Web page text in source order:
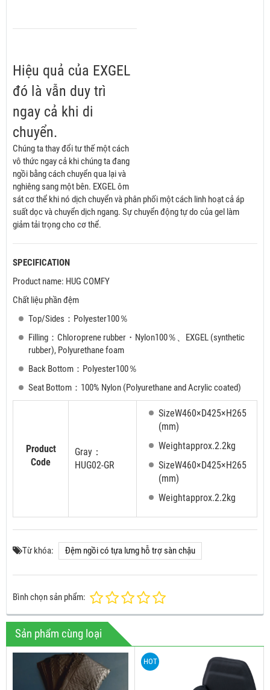
Hiệu quả của EXGEL
đó là vẫn duy trì
ngay cả khi di
chuyển.
Chúng ta thay đổi tư thế một cách
vô thức ngay cả khi chúng ta đang
ngồi bằng cách chuyển qua lại và
nghiêng sang một bên. EXGEL ôm
sát cơ thể khi nó dịch chuyển và phân phối một cách linh hoạt cả áp
suất dọc và chuyển dịch ngang. Sự chuyển động tự do của gel làm
giảm tải trọng cho cơ thể.
SPECIFICATION
Product name: HUG COMFY
Chất liệu phần đệm
Top/Sides：Polyester100％
Filling：Chloroprene rubber・Nylon100％、EXGEL (synthetic
rubber), Polyurethane foam
Back Bottom：Polyester100％
Seat Bottom：100% Nylon (Polyurethane and Acrylic coated)
Product
Code
Gray：
HUG02-GR
SizeW460×D425×H265
(mm)
Weightapprox.2.2kg
SizeW460×D425×H265
(mm)
Weightapprox.2.2kg
Từ khóa: Đệm ngồi có tựa lưng hỗ trợ sàn chậu
Bình chọn sản phẩm:
Sản phẩm cùng loại
HOT